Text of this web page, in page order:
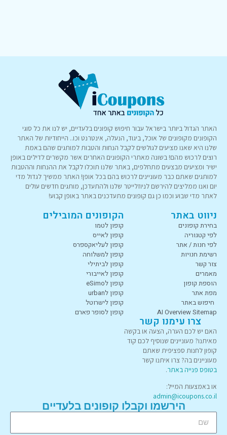
האתר הגדול ביותר בישראל עבור חיפוש קופונים בלעדיים, יש לנו את כל סוגי
הקופונים מקופונים של אוכל, ביגוד, הנעלה, אינטרנט וכו.. הייחודיות של האתר
שלנו היא שאנו מציעים לגולשים לקבל הנחות והטבות למותגים שהם באמת
רוצים לרכוש מהם! בשונה מאתרי הקופונים האחרים אשר מקשרים לדילים באופן
ישיר ומציעים מבצעים מתחלפים, באתר שלנו תוכלו לקבל את ההנחות וההטבות
למותגים שאתם כבר מעוניינים לרכוש בהם בכל אופן! האתר ממשיך לגדול מדי
יום ואנו ממליצים להירשם לניוזלייטר שלנו ולהתעדכן, מותגים חדשים עולים
לאתר מדי שבוע וכמו כן גם קופונים מתעדכנים באתר באופן קבוע!
ניווט באתר
בחירת קופונים
לפי קטגוריה
לפי חנות / אתר
רשימת חנויות
צור קשר
מאמרים
הוספת קופון
מפת אתר
חיפוש באתר
AI Overview Sitemap
הקופונים המובילים
קופון לטמו
קופון לאייס
קופון לעליאקספרס
קופון למשלוחה
קופון לביתילי
קופון לאייבורי
קופון לeSimo
קופון לurban
קופון לישרוטל
קופון לסופר פארם
צרו עימנו קשר
האם יש לכם הערה, הצעה או בקשה
מאיתנו? מעוניינים שנוסיף לכם קוד
קופון לחנות ספציפית שאתם
מעוניינים בה? צרו איתנו קשר
בטופס פנייה באתר.
או באמצעות המייל:
admin@icoupons.co.il
הירשמו וקבלו קופונים בלעדיים